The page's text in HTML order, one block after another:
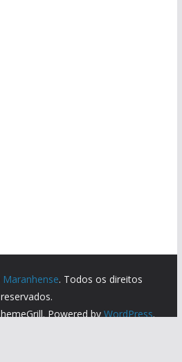
Maranhense. Todos os direitos
reservados.
Powered byWordPress.